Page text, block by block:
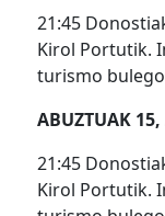
21:45
Kirol Portutik.
turismo
ABUZTUAK 15,
21:45
Kirol Portutik.